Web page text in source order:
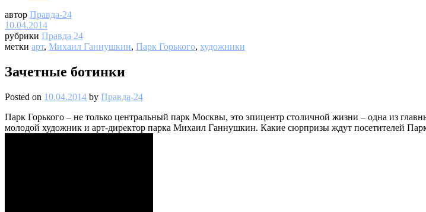
автор Правда-24
10.04.2014
рубрики Правда 24
метки арт, Михаил Ганнушкин, Парк Горького, художники
Зачетные ботинки
Posted on 10.04.2014 by Правда-24
Парк Горького – не только центральный парк Москвы, это эпицентр столичной жизни – одна из
молодой художник и арт-директор парка Михаил Ганнушкин. Какие сюрпризы ждут посетителей